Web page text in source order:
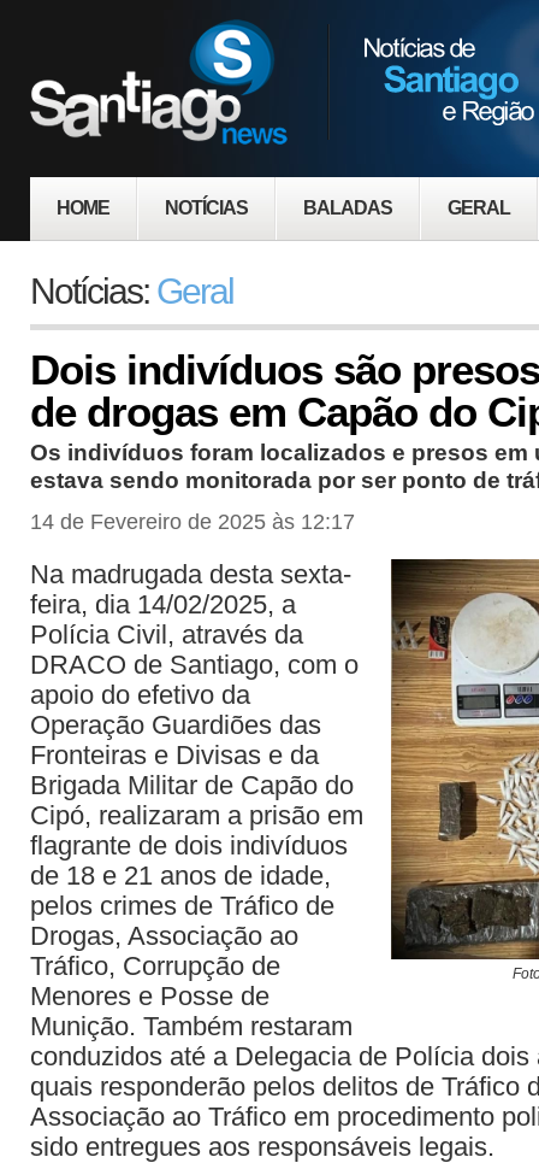
HOME NOTÍCIAS BALADAS GERAL
Notícias: Geral
Dois indivíduos são
de drogas em Capão do
Os indivíduos foram localizados e presos em
estava sendo monitorada por ser ponto de
14 de Fevereiro de 2025 às 12:17
Na madrugada desta sexta-
feira, dia 14/02/2025, a
Polícia Civil, através da
DRACO de Santiago, com o
apoio do efetivo da
Operação Guardiões das
Fronteiras e Divisas e da
Brigada Militar de Capão do
Cipó, realizaram a prisão em
flagrante de dois indivíduos
de 18 e 21 anos de idade,
pelos crimes de Tráfico de
Drogas, Associação ao
Tráfico, Corrupção de
Menores e Posse de
Munição. Também restaram
conduzidos até a Delegacia de Polícia dois
quais responderão pelos delitos de Tráfico
Associação ao Tráfico em procedimento
sido entregues aos responsáveis legais.